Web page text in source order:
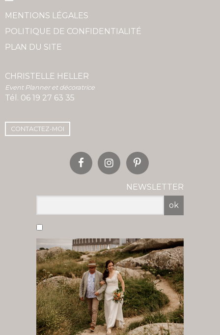
MENTIONS LÉGALES
POLITIQUE DE CONFIDENTIALITÉ
PLAN DU SITE
CHRISTELLE HELLER
Event Planner et décoratrice
Tél. 06 19 27 63 35
CONTACTEZ-MOI
NEWSLETTER
ok